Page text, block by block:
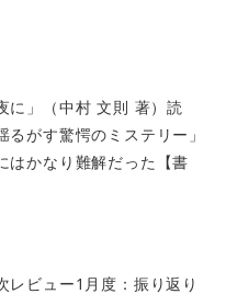
に」（中村 文則 著）読
がす驚愕のミステリー」
はかなり難解だった【書
レビュー1月度：振り返り